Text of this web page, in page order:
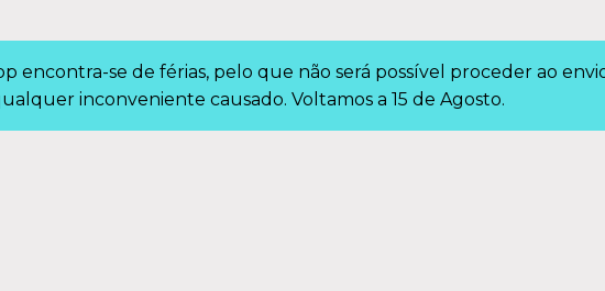
encontra-se de férias, pelo que não será possível proceder ao
inconveniente causado. Voltamos a 15 de Agosto.